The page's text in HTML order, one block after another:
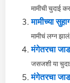
मामीची चुदाई
मामीच्या
मामीचं लग्न
मंगेतरचा
जसजशी या
मंगेतरचा